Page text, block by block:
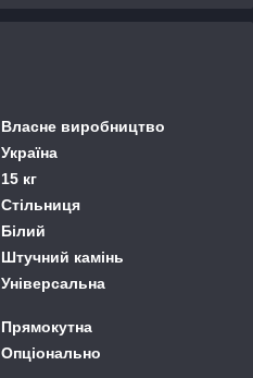
Власне виробництво
Україна
15 кг
Стільниця
Білий
Штучний камінь
Універсальна
Прямокутна
Опціонально